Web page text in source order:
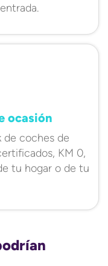
ocasión
de coches de
KM 0,
tu hogar o de tu